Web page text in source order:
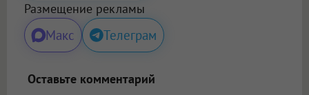
Размещение рекламы
Макс Телеграм
Оставьте комментарий